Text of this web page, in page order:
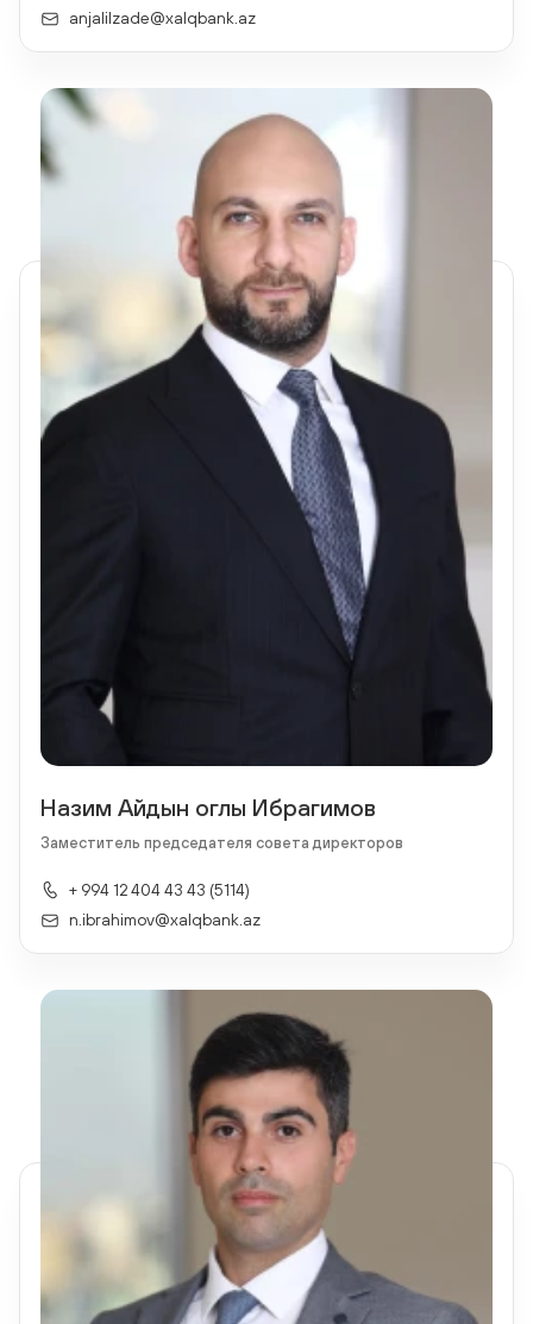
anjalilzade@xalqbank.az
Назим Айдын оглы Ибрагимов
Заместитель председателя совета директоров
+ 994 12 404 43 43 (5114)
n.ibrahimov@xalqbank.az